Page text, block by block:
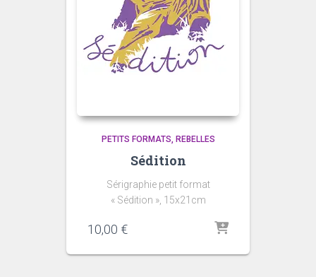
PETITS FORMATS REBELLES
Sédition
Sérigraphie petit format
« Sédition », 15x21cm
10,00 €